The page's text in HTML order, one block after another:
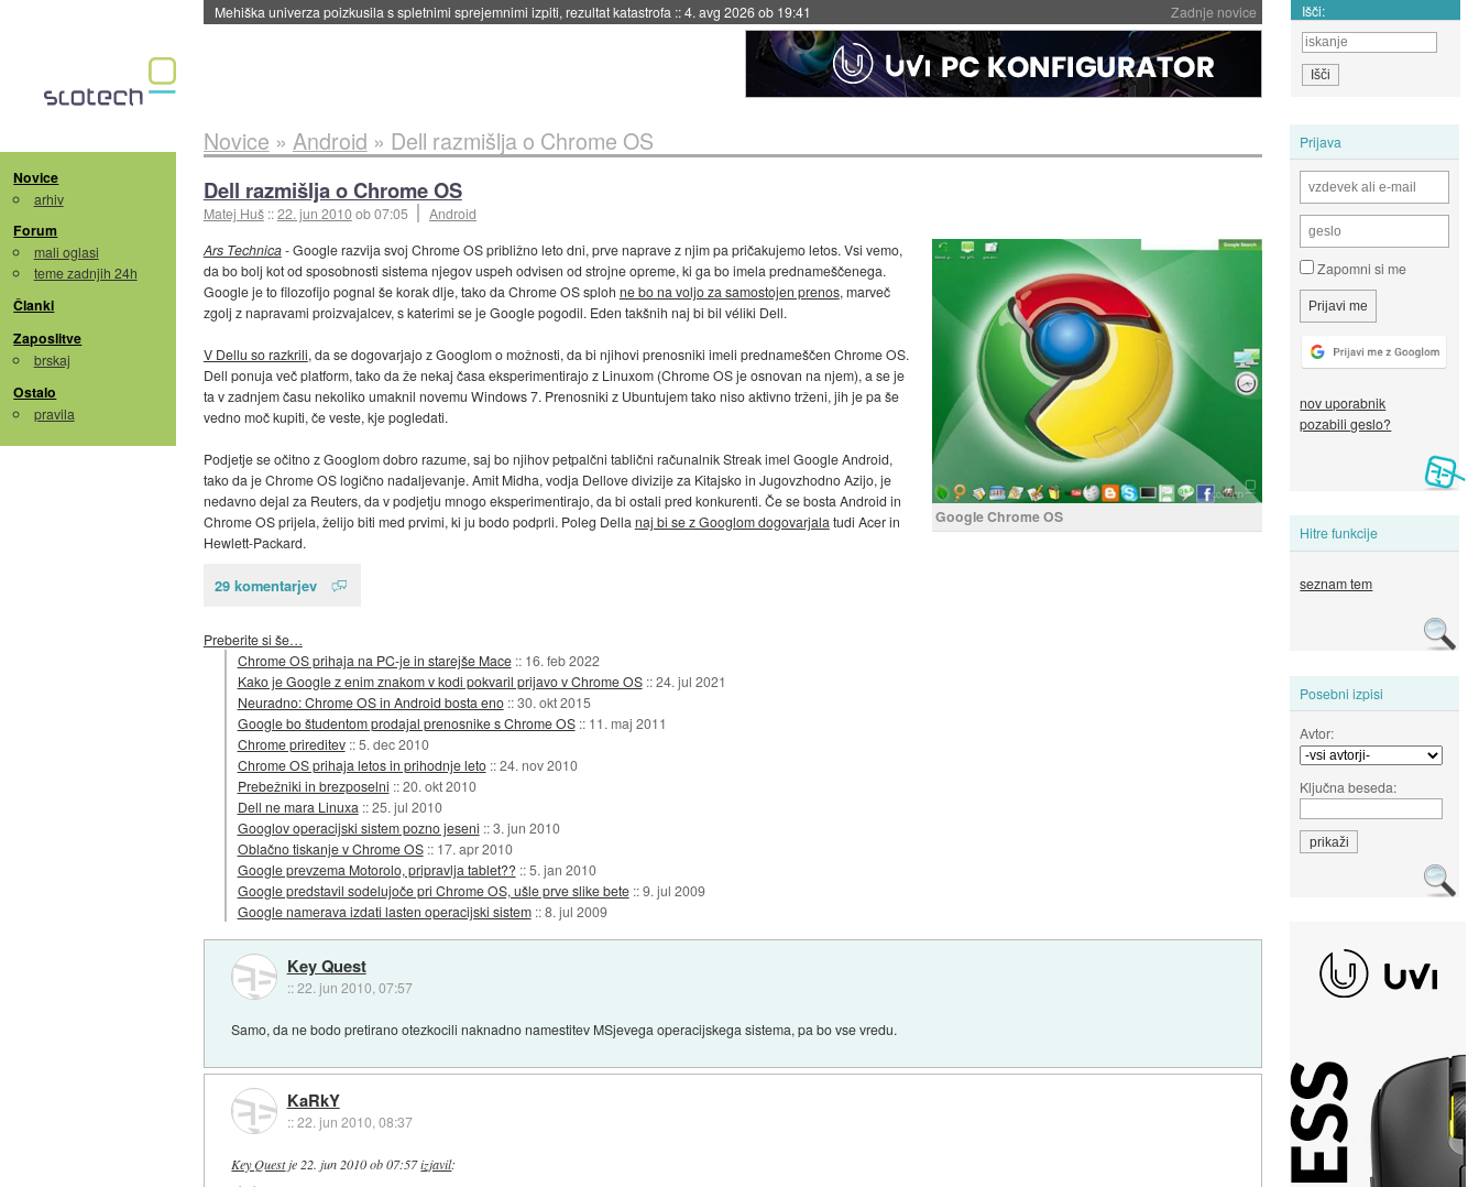
Zadnje novice
Evropska vesoljska agencija razvija svojo raketo za večkratno uporabo::4. avg 2026 ob 19:41 Išči:
Novice
arhiv
Forum
mali oglasi
teme zadnjih 24h
Članki
Zaposlitve
brskaj
Ostalo
pravila
Prijava
Zapomni si me
nov uporabnik
pozabili geslo?
Hitre funkcije
seznam tem
Posebni izpisi
Avtor:
Ključna beseda:
Novice » Android » Dell razmišlja o Chrome OS
Dell razmišlja o Chrome OS
Matej Huš ::22. jun 2010ob 07:05 Android
Google Chrome OS
Ars Technica- Google razvija svoj Chrome OS približno leto dni, prve naprave z njim pa pričakujemo letos. Vsi vemo,
da bo bolj kot od sposobnosti sistema njegov uspeh odvisen od strojne opreme, ki ga bo imela prednameščenega.
Google je to filozofijo pognal še korak dlje, tako da Chrome OS sploh ne bo na voljo za samostojen prenos, marveč
zgolj z napravami proizvajalcev, s katerimi se je Google pogodil. Eden takšnih naj bi bil véliki Dell.
V Dellu so razkrili, da se dogovarjajo z Googlom o možnosti, da bi njihovi prenosniki imeli prednameščen Chrome OS.
Dell ponuja več platform, tako da že nekaj časa eksperimentirajo z Linuxom (Chrome OS je osnovan na njem), a se je
ta v zadnjem času nekoliko umaknil novemu Windows 7. Prenosniki z Ubuntujem tako niso aktivno trženi, jih je pa še
vedno moč kupiti, če veste, kje pogledati.
Podjetje se očitno z Googlom dobro razume, saj bo njihov petpalčni tablični računalnik Streak imel Google Android,
tako da je Chrome OS logično nadaljevanje. Amit Midha, vodja Dellove divizije za Kitajsko in Jugovzhodno Azijo, je
nedavno dejal za Reuters, da v podjetju mnogo eksperimentirajo, da bi ostali pred konkurenti. Če se bosta Android in
Chrome OS prijela, želijo biti med prvimi, ki ju bodo podprli. Poleg Della naj bi se z Googlom dogovarjala tudi Acer in
Hewlett-Packard.
29 komentarjev
Preberite si še…
Chrome OS prihaja na PC-je in starejše Mace :: 16. feb 2022
Kako je Google z enim znakom v kodi pokvaril prijavo v Chrome OS ::24. jul 2021
Neuradno: Chrome OS in Android bosta eno ::30. okt 2015
Google bo študentom prodajal prenosnike s Chrome OS :: 11. maj 2011
Chrome prireditev ::5. dec 2010
Chrome OS prihaja letos in prihodnje leto ::24. nov 2010
Prebežniki in brezposelni ::20. okt 2010
Dell ne mara Linuxa ::25. jul 2010
Googlov operacijski sistem pozno jeseni ::3. jun 2010
Oblačno tiskanje v Chrome OS :: 17. apr 2010
Google prevzema Motorolo, pripravlja tablet?? ::5. jan 2010
Google predstavil sodelujoče pri Chrome OS, ušle prve slike bete ::9. jul 2009
Google namerava izdati lasten operacijski sistem ::8. jul 2009
Key Quest
::22. jun 2010, 07:57
Samo, da ne bodo pretirano otezkocili naknadno namestitev MSjevega operacijskega sistema, pa bo vse vredu.
KaRkY
::22. jun 2010, 08:37
Key Questje 22. jun 2010 ob 07:57izjavil: